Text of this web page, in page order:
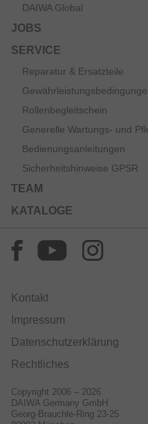
DAIWA Global
JOBS
SERVICE
Reparatur & Ersatzteile
Rollenbegleitschein
Generelle Wartungs- und
Bedienungsanleitungen
Sicherheitshinweise GPSR
TEAM
KATALOGE
Kontakt
Impressum
Datenschutzerklärung
Rechtliches
Copyright 2006 – 2026
DAIWA Germany GmbH
Georg-Brauchle-Ring 23-25